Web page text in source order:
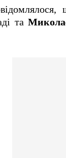
та